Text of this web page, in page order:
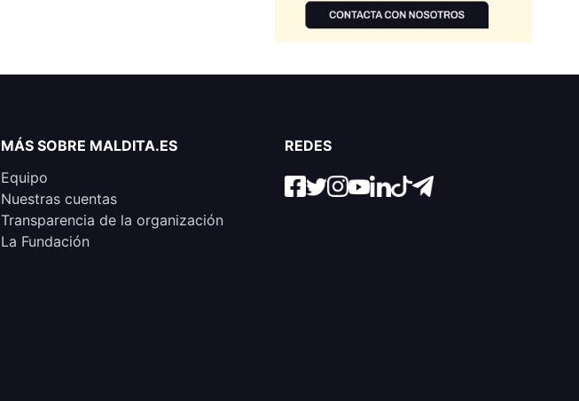
MÁS SOBRE MALDITA.ES
Equipo
Nuestras cuentas
Transparencia de la organización
La Fundación
REDES